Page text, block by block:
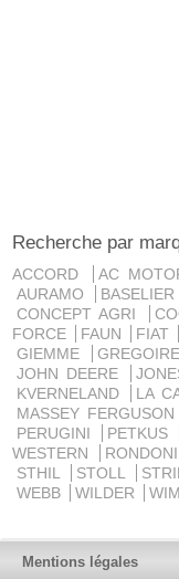
Recherche par
ACCORD AC
AURAMO
BASELIER
CONCEPT AGRI
FORCE
FAUN FIAT
GIEMME
JOHN DEERE
KVERNELAND
LA
MASSEY FERGUSON
PERUGINI
PETKUS
WESTERN
RONDONI
STHIL
STOLL
WEBB
WILDER
Mentions légales